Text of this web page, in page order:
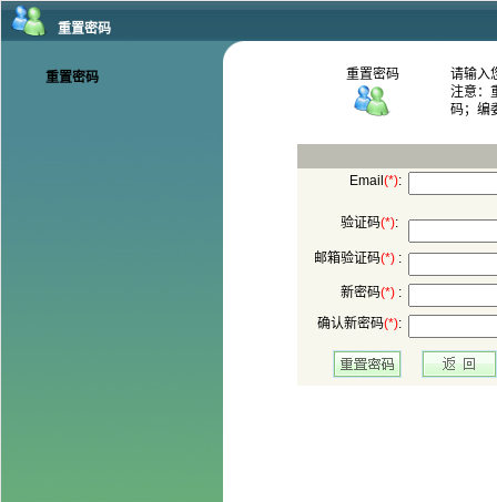
码；编
:
:
:
:
: